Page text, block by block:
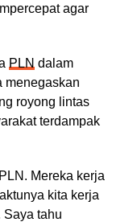
agar
PLN dalam
menegaskan
royong lintas
terdampak
Mereka kerja
kita kerja
Saya tahu